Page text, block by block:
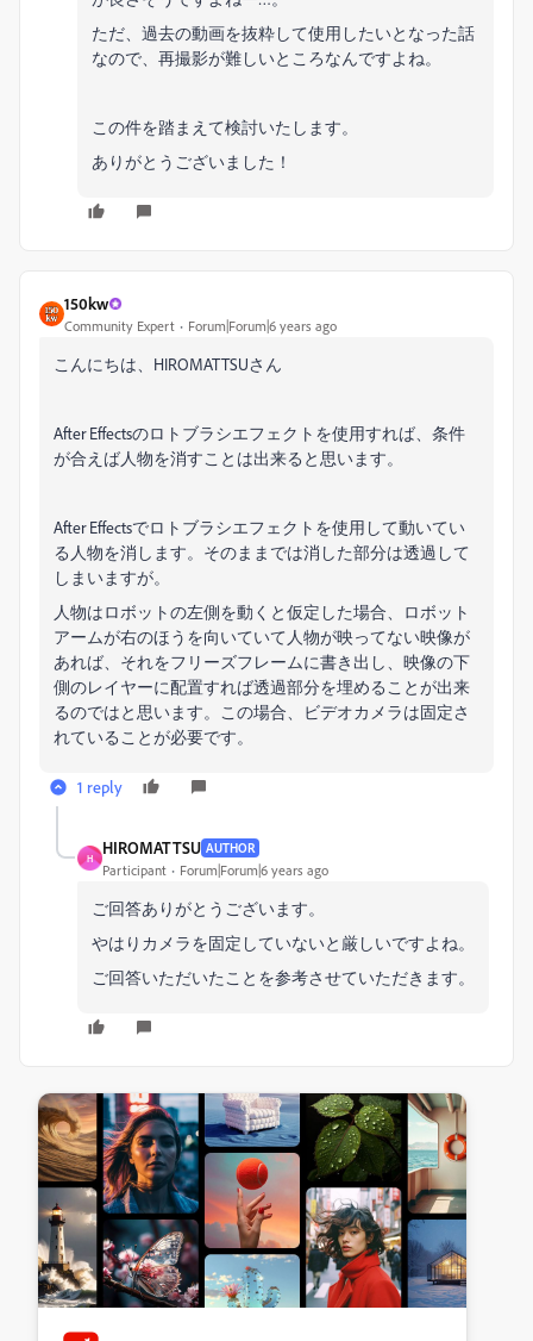
ただ、過去の動画を抜粋して使用したいとなった話
なので、再撮影が難しいところなんですよね。
この件を踏まえて検討いたします。
ありがとうございました！
150kw
Community Expert Forum|Forum|6 years ago
こんにちは、HIROMATTSUさん
After Effectsのロトブラシエフェクトを使用すれば、条件
が合えば人物を消すことは出来ると思います。
After Effectsでロトブラシエフェクトを使用して動いてい
る人物を消します。そのままでは消した部分は透過して
しまいますが。
人物はロボットの左側を動くと仮定した場合、ロボット
アームが右のほうを向いていて人物が映ってない映像が
あれば、それをフリーズフレームに書き出し、映像の下
側のレイヤーに配置すれば透過部分を埋めることが出来
るのではと思います。この場合、ビデオカメラは固定さ
れていることが必要です。
1 reply
H
HIROMATTSU AUTHOR
Participant Forum|Forum|6 years ago
ご回答ありがとうございます。
やはりカメラを固定していないと厳しいですよね。
ご回答いただいたことを参考させていただきます。